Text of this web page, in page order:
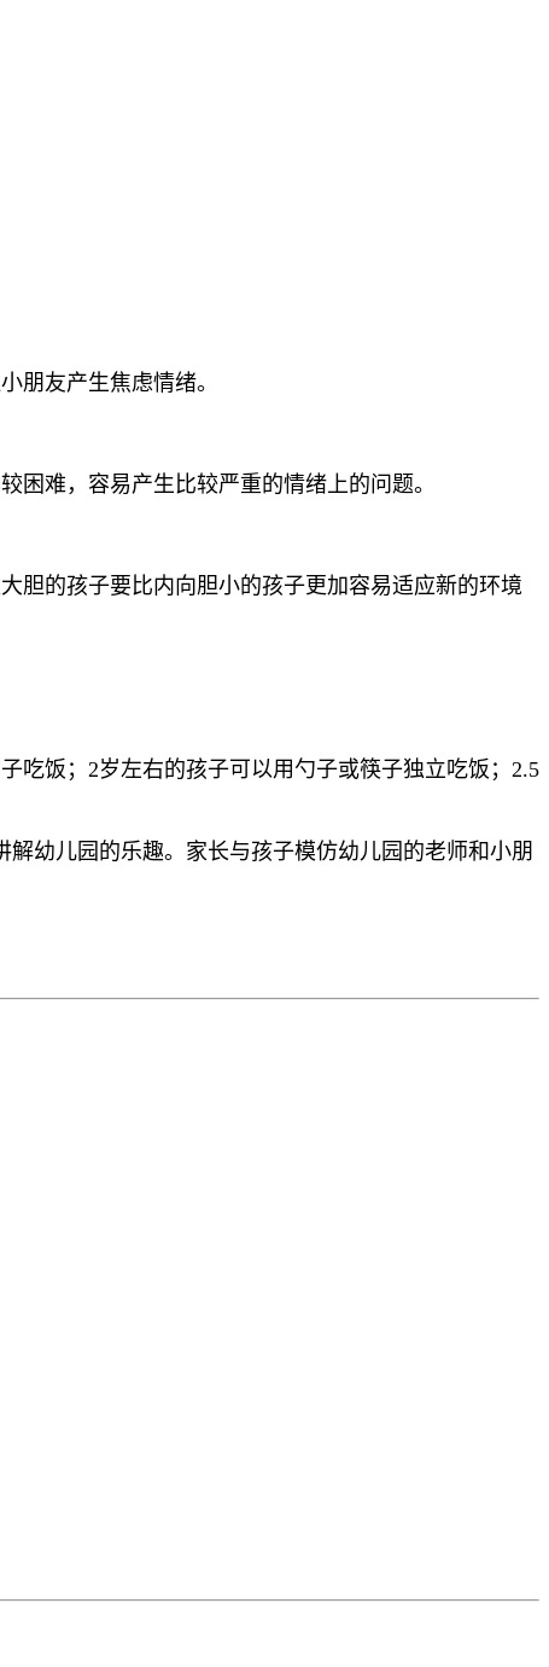
朋友产生焦虑情绪。
困难，容易产生比较严重的情绪上的问题。
胆的孩子要比内向胆小的孩子更加容易适应新的环境
吃饭；2岁左右的孩子可以用勺子或筷子独立吃饭；2.5
幼儿园的乐趣。家长与孩子模仿幼儿园的老师和小朋